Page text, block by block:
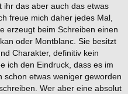
ihr das aber auch das etwas
freue mich daher jedes Mal,
erzeugt beim Schreiben einen
oder Montblanc. Sie besitzt
Charakter, definitiv kein
ich den Eindruck, dass es im
schon etwas weniger geworden
Wer aber eine absolut